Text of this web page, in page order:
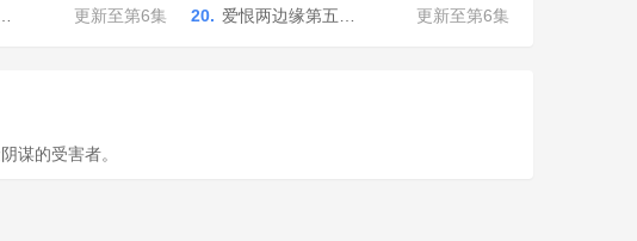
更新至第6集 20. 爱恨两边缘第五… 更新至第6集
谋的受害者。